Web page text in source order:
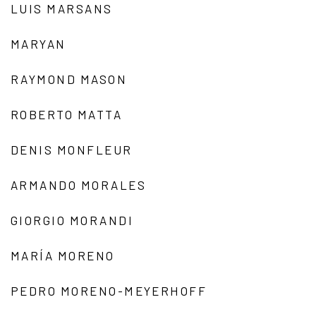
LUIS MARSANS
MARYAN
RAYMOND MASON
ROBERTO MATTA
DENIS MONFLEUR
ARMANDO MORALES
GIORGIO MORANDI
MARÍA MORENO
PEDRO MORENO-MEYERHOFF